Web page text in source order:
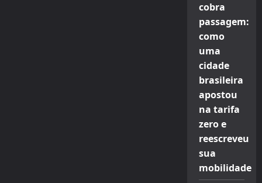
cobra
passagem:
como
uma
cidade
brasileira
apostou
na tarifa
zero e
reescreveu
sua
mobilidade